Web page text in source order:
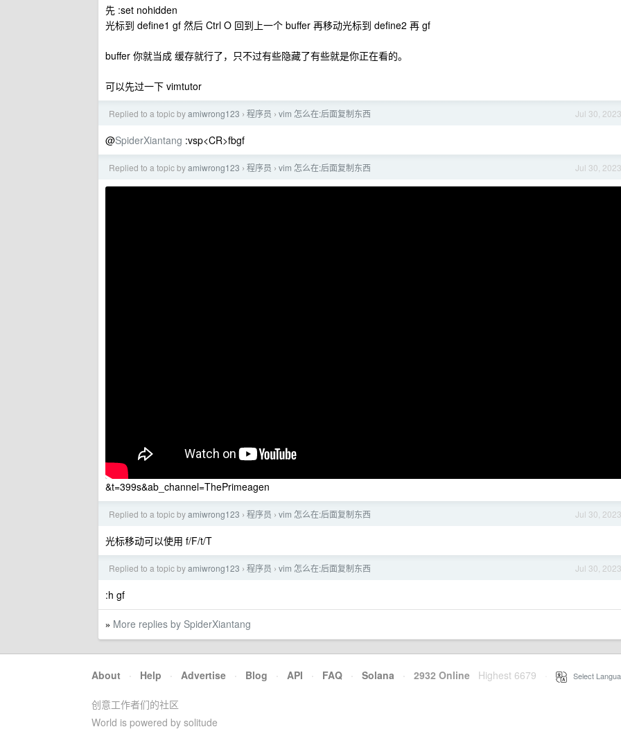
先 :set nohidden
光标到 define1 gf 然后 Ctrl O 回到上一个 buffer 再移动光标到 define2 再 gf
buffer 你就当成 缓存就行了，只不过有些隐藏了有些就是你正在看的。
可以先过一下 vimtutor
Jul 30, 2023
Replied to a topic byamiwrong123 › 程序员 › vim 怎么在:后面复制东西
@SpiderXiantang :vsp<CR>fbgf
Jul 30, 2023
Replied to a topic byamiwrong123 › 程序员 › vim 怎么在:后面复制东西
&t=399s&ab_channel=ThePrimeagen
Jul 30, 2023
Replied to a topic byamiwrong123 › 程序员 › vim 怎么在:后面复制东西
光标移动可以使用 f/F/t/T
Jul 30, 2023
Replied to a topic byamiwrong123 › 程序员 › vim 怎么在:后面复制东西
:h gf
» More replies by SpiderXiantang
About · Help · Advertise · Blog · API · FAQ · Solana · 2932 Online Highest 6679 Select
创意工作者们的社区
World is powered by solitude